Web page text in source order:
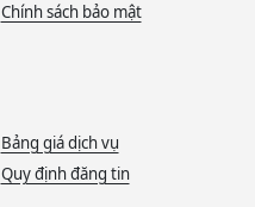
Chính sách bảo mật
Bảng giá dịch vụ
Quy định đăng tin